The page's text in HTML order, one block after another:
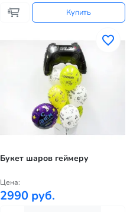
Купить
Букет шаров геймеру
Цена:
2990 руб.